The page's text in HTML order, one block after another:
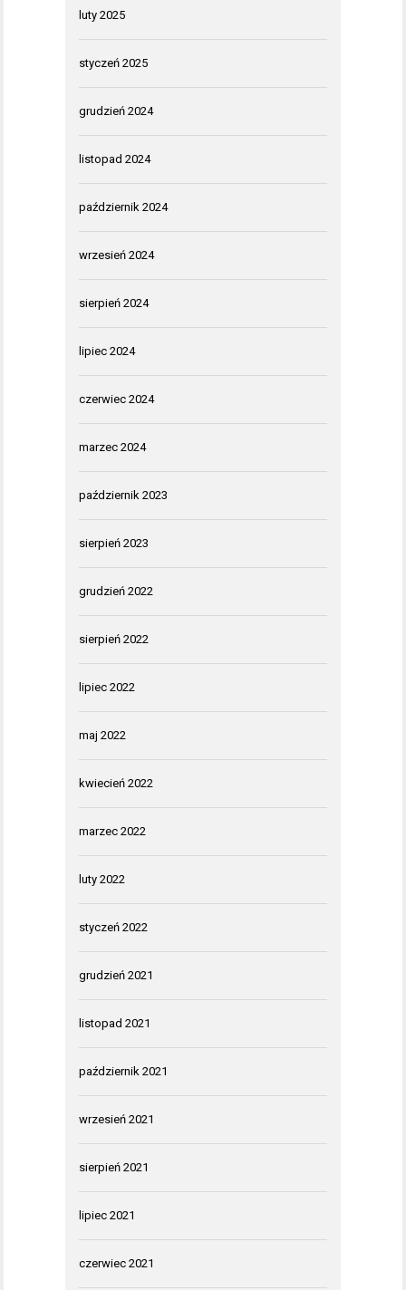
luty 2025
styczeń 2025
grudzień 2024
listopad 2024
październik 2024
wrzesień 2024
sierpień 2024
lipiec 2024
czerwiec 2024
marzec 2024
październik 2023
sierpień 2023
grudzień 2022
sierpień 2022
lipiec 2022
maj 2022
kwiecień 2022
marzec 2022
luty 2022
styczeń 2022
grudzień 2021
listopad 2021
październik 2021
wrzesień 2021
sierpień 2021
lipiec 2021
czerwiec 2021